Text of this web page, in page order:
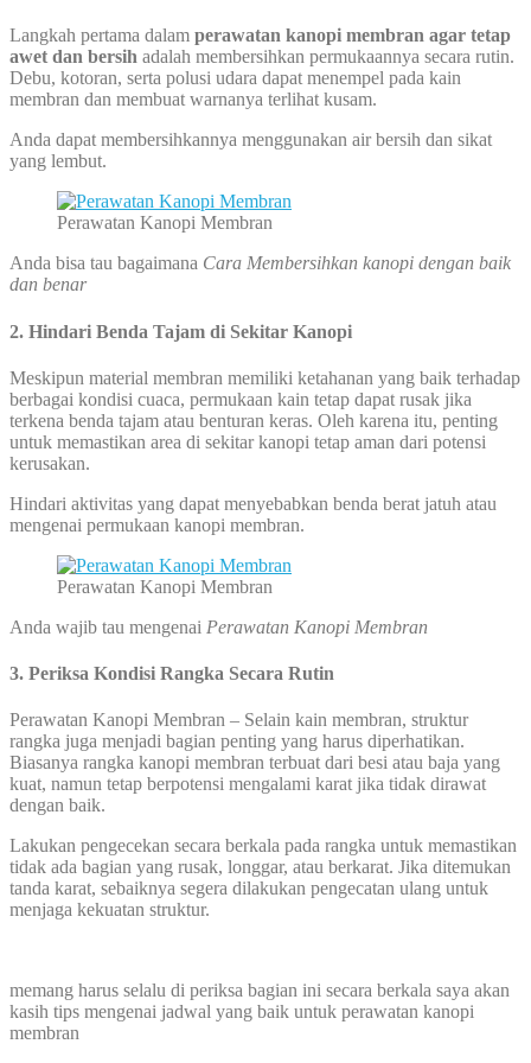
Langkah pertama dalam perawatan kanopi membran agar tetap
awet dan bersih adalah membersihkan permukaannya secara rutin.
Debu, kotoran, serta polusi udara dapat menempel pada kain
membran dan membuat warnanya terlihat kusam.
Anda dapat membersihkannya menggunakan air bersih dan sikat
yang lembut.
Perawatan Kanopi Membran
Anda bisa tau bagaimana Cara Membersihkan kanopi dengan baik
dan benar
2. Hindari Benda Tajam di Sekitar Kanopi
Meskipun material membran memiliki ketahanan yang baik terhadap
berbagai kondisi cuaca, permukaan kain tetap dapat rusak jika
terkena benda tajam atau benturan keras. Oleh karena itu, penting
untuk memastikan area di sekitar kanopi tetap aman dari potensi
kerusakan.
Hindari aktivitas yang dapat menyebabkan benda berat jatuh atau
mengenai permukaan kanopi membran.
Perawatan Kanopi Membran
Anda wajib tau mengenai Perawatan Kanopi Membran
3. Periksa Kondisi Rangka Secara Rutin
Perawatan Kanopi Membran – Selain kain membran, struktur
rangka juga menjadi bagian penting yang harus diperhatikan.
Biasanya rangka kanopi membran terbuat dari besi atau baja yang
kuat, namun tetap berpotensi mengalami karat jika tidak dirawat
dengan baik.
Lakukan pengecekan secara berkala pada rangka untuk memastikan
tidak ada bagian yang rusak, longgar, atau berkarat. Jika ditemukan
tanda karat, sebaiknya segera dilakukan pengecatan ulang untuk
menjaga kekuatan struktur.
memang harus selalu di periksa bagian ini secara berkala saya akan
kasih tips mengenai jadwal yang baik untuk perawatan kanopi
membran